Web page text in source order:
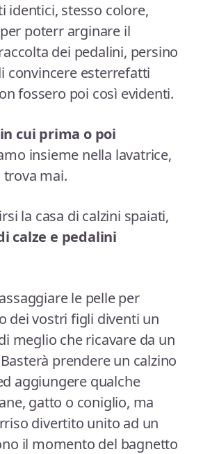
identici, stesso colore,
poterr arginare il
dei pedalini, persino
convincere esterrefatti
fossero poi così evidenti.
cui prima o poi
insieme nella lavatrice,
mai.
la casa di calzini spaiati,
calze e pedalini
le pelle per
dei vostri figli diventi un
meglio che ricavare da un
prendere un calzino
aggiungere qualche
gatto o coniglio, ma
divertito unito ad un
il momento del bagnetto